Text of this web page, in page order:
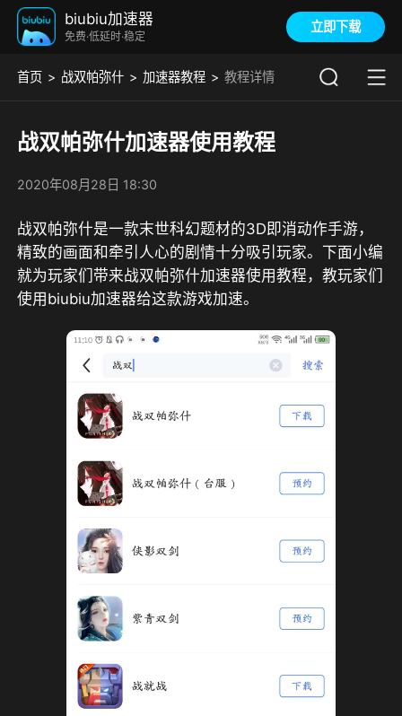
biubiu加速器
免费·低延时·稳定
立即下载
首页 战双帕弥什 加速器教程 教程详情
战双帕弥什加速器使用教程
2020年08月28日 18:30
战双帕弥什是一款末世科幻题材的3D即消动作手游，
精致的画面和牵引人心的剧情十分吸引玩家。下面小编
就为玩家们带来战双帕弥什加速器使用教程，教玩家们
使用biubiu加速器给这款游戏加速。